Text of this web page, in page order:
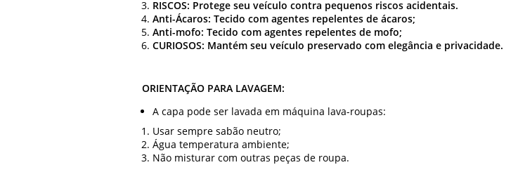
RISCOS: Protege seu veículo contra pequenos riscos acidentais.
Anti-Ácaros: Tecido com agentes repelentes de ácaros;
Anti-mofo: Tecido com agentes repelentes de mofo;
CURIOSOS: Mantém seu veículo preservado com elegância e privacidade.
ORIENTAÇÃO PARA LAVAGEM:
A capa pode ser lavada em máquina lava-roupas:
Usar sempre sabão neutro;
Água temperatura ambiente;
Não misturar com outras peças de roupa.